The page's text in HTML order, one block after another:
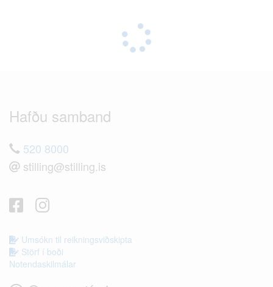
Hafðu samband
520 8000
stilling@stilling.is
Umsókn til reikningsviðskipta
Störf í boði
Notendaskilmálar